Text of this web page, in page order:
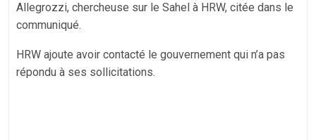
Allegrozzi, chercheuse sur le Sahel à HRW, citée dans le
communiqué.
HRW ajoute avoir contacté le gouvernement qui n’a pas
répondu à ses sollicitations.